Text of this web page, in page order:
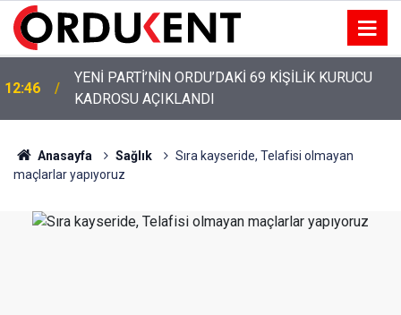
12:46
YENİ PARTİ’NİN ORDU’DAKİ 69 KİŞİLİK KURUCU
KADROSU AÇIKLANDI
12:22
YENİ PARTİ ALTINORDU’DA KURUCU YÖNETİMİNİ
AÇIKLADI
Anasayfa Sağlık
Sıra kayseride, Telafisi olmayan
maçlarlar yapıyoruz